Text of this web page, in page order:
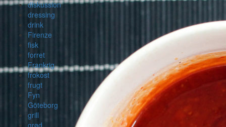
diskussion
dressing
drink
Firenze
fisk
forret
Frankrig
frokost
frugt
Fyn
Göteborg
grill
grød